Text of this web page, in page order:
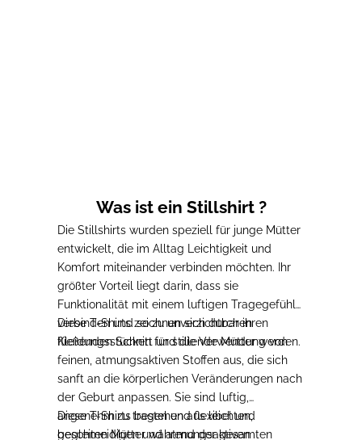
Was ist ein Stillshirt ?
Die Stillshirts wurden speziell für junge Mütter
entwickelt, die im Alltag Leichtigkeit und
Komfort miteinander verbinden möchten. Ihr
größter Vorteil liegt darin, dass sie
Funktionalität mit einem luftigen Tragegefühl
verbinden und so zu unverzichtbaren
Kleidungsstücken für stillende Mütter werden.
Diese T-Shirts zeichnen sich durch ihren
fließenden Schnitt und die Verwendung von
feinen, atmungsaktiven Stoffen aus, die sich
sanft an die körperlichen Veränderungen nach
der Geburt anpassen. Sie sind luftig,
angenehm zu tragen und flexibel und
begleiten Mütter während der gesamten
Diese T-Shirts bestehen aus leichten,
geschmeidigen und atmungsaktiven